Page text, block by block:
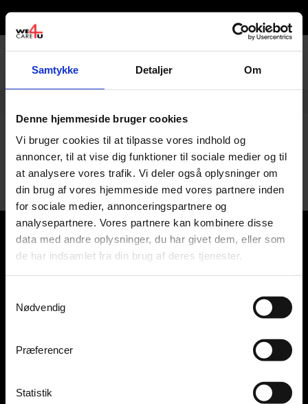
Samtykke Detaljer Om
Denne hjemmeside bruger cookies
Vi bruger cookies til at tilpasse vores indhold og
annoncer, til at vise dig funktioner til sociale medier og til
at analysere vores trafik. Vi deler også oplysninger om
din brug af vores hjemmeside med vores partnere inden
for sociale medier, annonceringspartnere og
analysepartnere. Vores partnere kan kombinere disse
data med andre oplysninger, du har givet dem, eller som
de har indsamlet fra din brug af deres tjenester.
Nødvendig
Præferencer
Statistik
0
Ingen varer for denne producent.
Kategorier
Kundeservice
Om os
Kontor & Butik